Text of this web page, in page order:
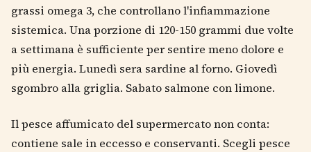
grassi omega 3, che controllano l'infiammazione
sistemica. Una porzione di 120-150 grammi due volte
a settimana è sufficiente per sentire meno dolore e
più energia. Lunedì sera sardine al forno. Giovedì
sgombro alla griglia. Sabato salmone con limone.
Il pesce affumicato del supermercato non conta:
contiene sale in eccesso e conservanti. Scegli pesce